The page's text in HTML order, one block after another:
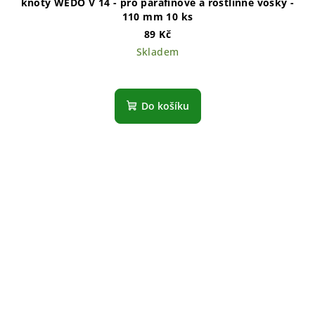
110 mm 10 ks
89 Kč
Skladem
Do košíku